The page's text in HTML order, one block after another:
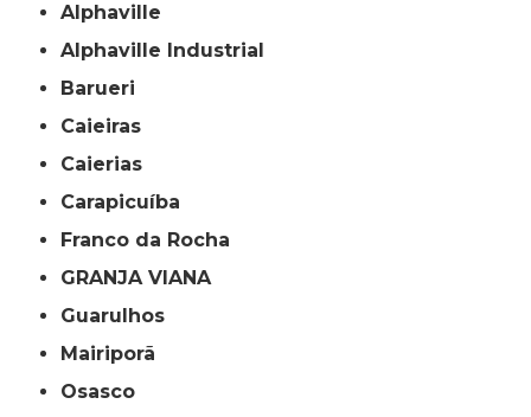
Alphaville
Alphaville Industrial
Barueri
Caieiras
Caierias
Carapicuíba
Franco da Rocha
GRANJA VIANA
Guarulhos
Mairiporã
Osasco